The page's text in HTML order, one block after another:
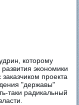
которому
экономики
проекта
"державы"
таки радикальный